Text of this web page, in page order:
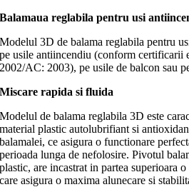
Balamaua reglabila pentru usi
Modelul 3D de balama reglabila pentru
pe usile antiincendiu (conform certificarii
2002/AC: 2003), pe usile de balcon sau
Miscare rapida si fluida
Modelul de balama reglabila 3D este
material plastic autolubrifiant si
balamalei, ce asigura o functionare
perioada lunga de nefolosire. Pivotul
plastic, are incastrat in partea superioara
care asigura o maxima alunecare si